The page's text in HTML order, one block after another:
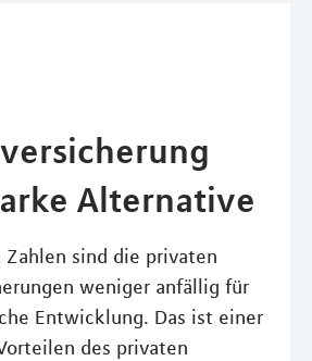
Alternative
sind die privaten
weniger anfällig für
Entwicklung. Das ist einer
des privaten